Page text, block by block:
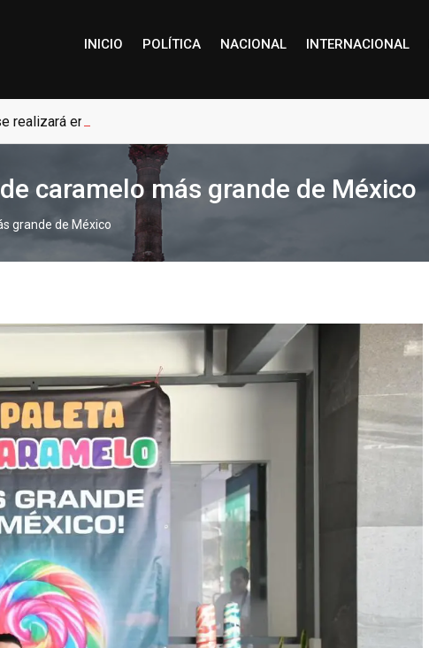
INICIO POLÍTICA NACIONAL INTERNACIONAL
realizará en el Parque Cultural Hidalguense.
caramelo más grande de México
grande de México